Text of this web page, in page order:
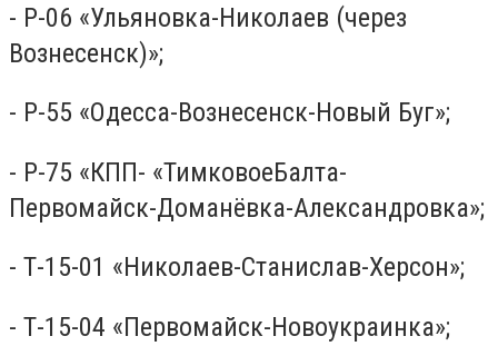
- Р-06 «Ульяновка-Николаев (через
Вознесенск)»;
- Р-55 «Одесса-Вознесенск-Новый Буг»;
- Р-75 «КПП- «ТимковоеБалта-
Первомайск-Доманёвка-Александровка»;
- Т-15-01 «Николаев-Станислав-Херсон»;
- Т-15-04 «Первомайск-Новоукраинка»;